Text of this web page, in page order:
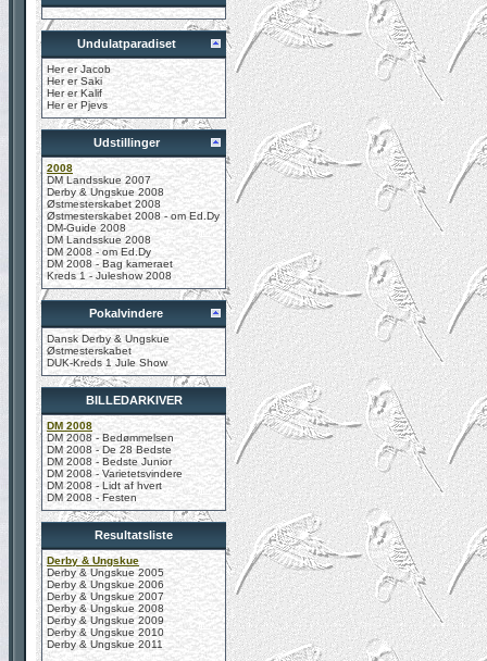
Undulatparadiset
Her er Jacob
Her er Saki
Her er Kalif
Her er Pjevs
Udstillinger
2008
DM Landsskue 2007
Derby & Ungskue 2008
Østmesterskabet 2008
Østmesterskabet 2008 - om Ed.Dy
DM-Guide 2008
DM Landsskue 2008
DM 2008 - om Ed.Dy
DM 2008 - Bag kameraet
Kreds 1 - Juleshow 2008
Pokalvindere
Dansk Derby & Ungskue
Østmesterskabet
DUK-Kreds 1 Jule Show
BILLEDARKIVER
DM 2008
DM 2008 - Bedømmelsen
DM 2008 - De 28 Bedste
DM 2008 - Bedste Junior
DM 2008 - Varietetsvindere
DM 2008 - Lidt af hvert
DM 2008 - Festen
Resultatsliste
Derby & Ungskue
Derby & Ungskue 2005
Derby & Ungskue 2006
Derby & Ungskue 2007
Derby & Ungskue 2008
Derby & Ungskue 2009
Derby & Ungskue 2010
Derby & Ungskue 2011